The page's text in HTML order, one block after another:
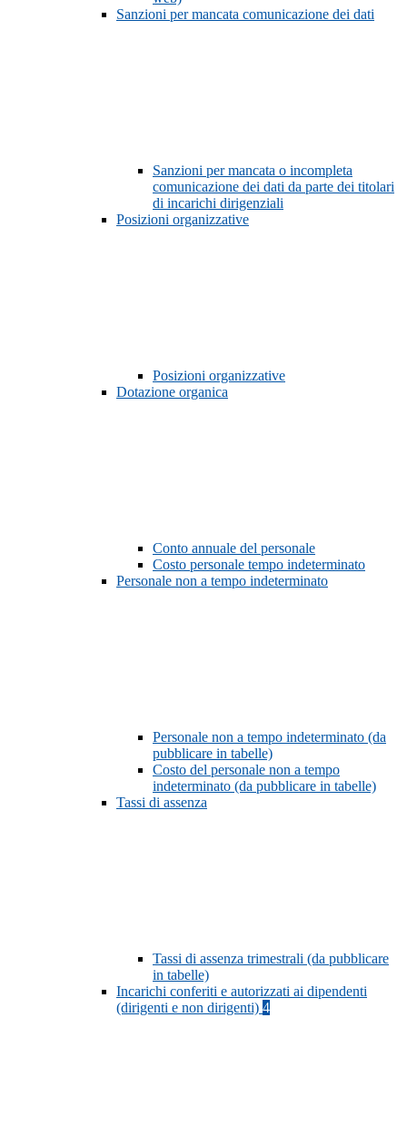
Sanzioni per mancata comunicazione dei dati
Sanzioni per mancata o incompleta
comunicazione dei dati da parte dei titolari
di incarichi dirigenziali
Posizioni organizzative
Posizioni organizzative
Dotazione organica
Conto annuale del personale
Costo personale tempo indeterminato
Personale non a tempo indeterminato
Personale non a tempo indeterminato (da
pubblicare in tabelle)
Costo del personale non a tempo
indeterminato (da pubblicare in tabelle)
Tassi di assenza
Tassi di assenza trimestrali (da pubblicare
in tabelle)
Incarichi conferiti e autorizzati ai dipendenti
(dirigenti e non dirigenti) 4